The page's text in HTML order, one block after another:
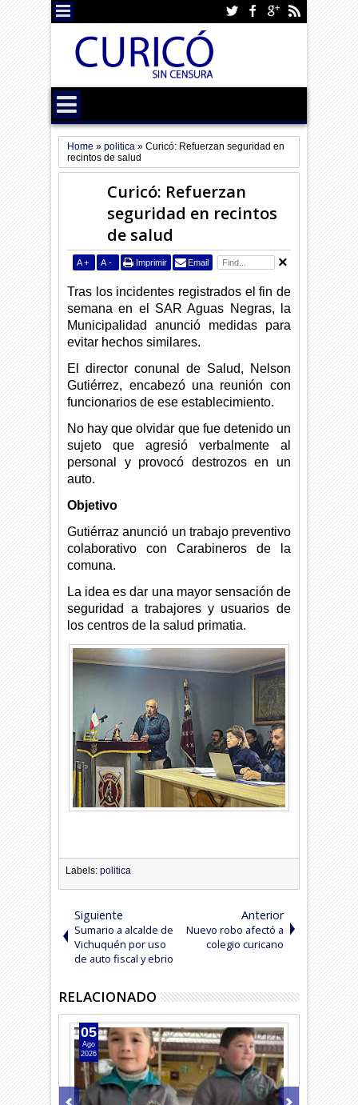
Home »politica »Curicó: Refuerzan seguridad en
recintos de salud
Curicó: Refuerzan
seguridad en recintos
de salud
A + A - Imprimir Email
Tras los incidentes registrados el fin de
semana en el SAR Aguas Negras, la
Municipalidad anunció medidas para
evitar hechos similares.
El director conunal de Salud, Nelson
Gutiérrez, encabezó una reunión con
funcionarios de ese establecimiento.
No hay que olvidar que fue detenido un
sujeto que agresió verbalmente al
personal y provocó destrozos en un
auto.
Objetivo
Gutiérraz anunció un trabajo preventivo
colaborativo con Carabineros de la
comuna.
La idea es dar una mayor sensación de
seguridad a trabajores y usuarios de
los centros de la salud primatia.
Labels:politica
Siguiente
Sumario a alcalde de
Vichuquén por uso
de auto fiscal y ebrio
Anterior
Nuevo robo afectó a
colegio curicano
RELACIONADO
05
Ago
2026